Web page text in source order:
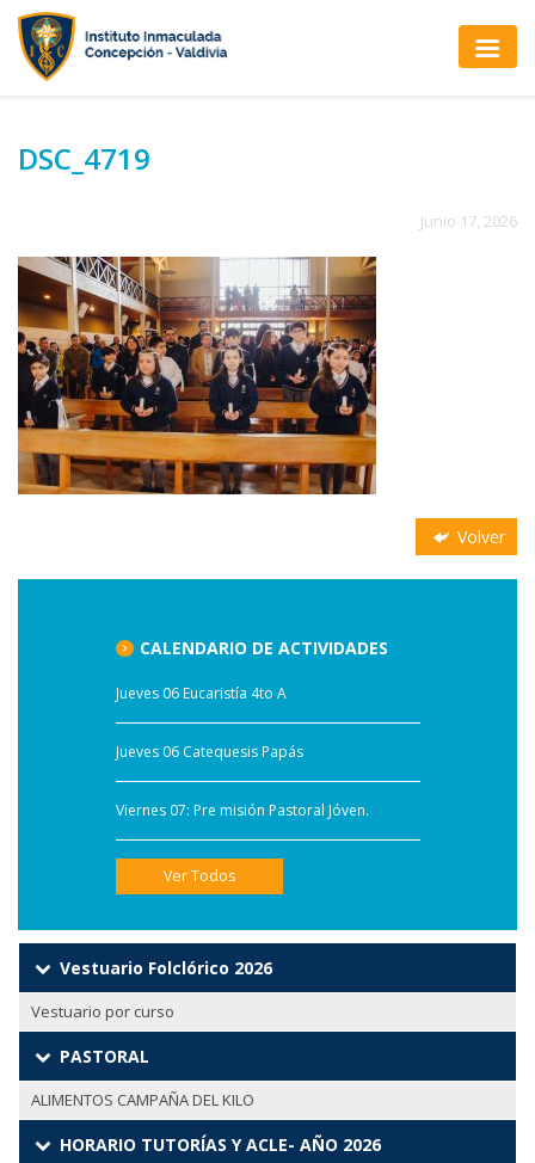
DSC_4719
Junio 17, 2026
Volver
CALENDARIO DE ACTIVIDADES
Jueves 06 Eucaristía 4to A
Jueves 06 Catequesis Papás
Viernes 07: Pre misión Pastoral Jóven.
Ver Todos
Vestuario Folclórico 2026
Vestuario por curso
PASTORAL
ALIMENTOS CAMPAÑA DEL KILO
HORARIO TUTORÍAS Y ACLE- AÑO 2026